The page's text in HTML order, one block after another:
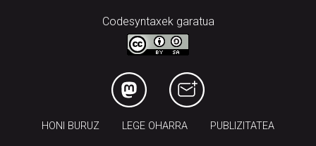
Codesyntaxek garatua
HONI BURUZ LEGE OHARRA PUBLIZITATEA